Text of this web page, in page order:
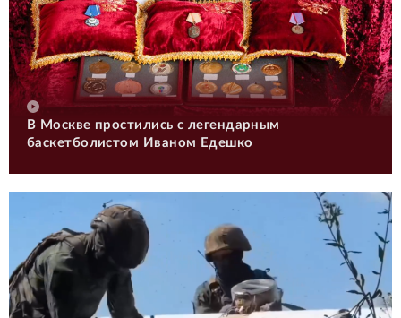
В Москве простились с легендарным
баскетболистом Иваном Едешко